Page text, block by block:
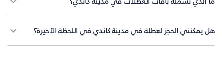
هل يمكنني الحجز لعطلة في مدينة كاندي في اللحظة الأخيرة؟